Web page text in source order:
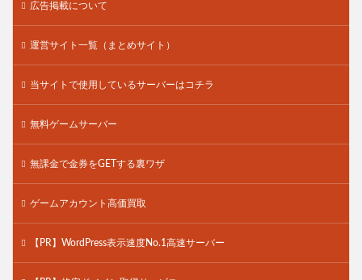
広告掲載について
運営サイト一覧（まとめサイト）
当サイトで使用しているサーバーはコチラ
無料ゲームサーバー
無課金で金券をGETする裏ワザ
ゲームアカウント高価買取
【PR】WordPress表示速度No.1高速サーバー